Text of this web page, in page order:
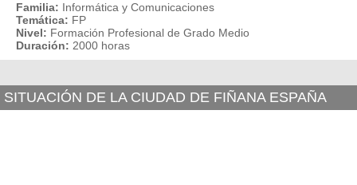
Familia: Informática y Comunicaciones
Temática: FP
Nivel: Formación Profesional de Grado Medio
Duración: 2000 horas
SITUACIÓN DE LA CIUDAD DE FIÑANA ESPAÑA